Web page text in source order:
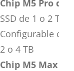
Chip M5 Pro de
SSD de 1 o 2 TB
Configurable con:
2 o 4 TB
Chip M5 Max de